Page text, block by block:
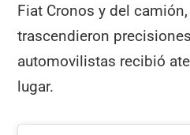
Fiat Cronos y del
trascendieron
automovilistas recibió
lugar.